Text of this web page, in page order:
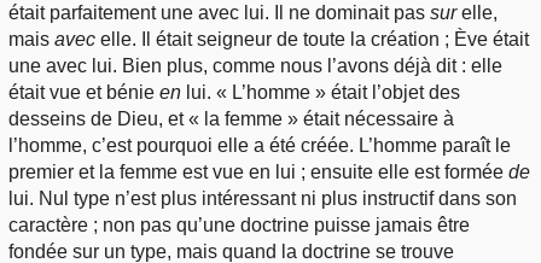
était parfaitement une avec lui. Il ne dominait pas surelle,
mais avec elle. Il était seigneur de toute la création ; Ève était
une avec lui. Bien plus, comme nous l’avons déjà dit : elle
était vue et bénie en lui. « L’homme » était l’objet des
desseins de Dieu, et « la femme » était nécessaire à
l’homme, c’est pourquoi elle a été créée. L’homme paraît le
premier et la femme est vue en lui ; ensuite elle est formée de
lui. Nul type n’est plus intéressant ni plus instructif dans son
caractère ; non pas qu’une doctrine puisse jamais être
fondée sur un type, mais quand la doctrine se trouve